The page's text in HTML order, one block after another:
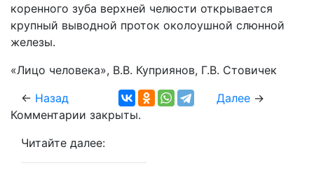
коренного зуба верхней челюсти открывается
крупный выводной проток околоушной слюнной
железы.
«Лицо человека», В.В. Куприянов, Г.В. Стовичек
← Назад Далее→
Комментарии закрыты.
Читайте далее: